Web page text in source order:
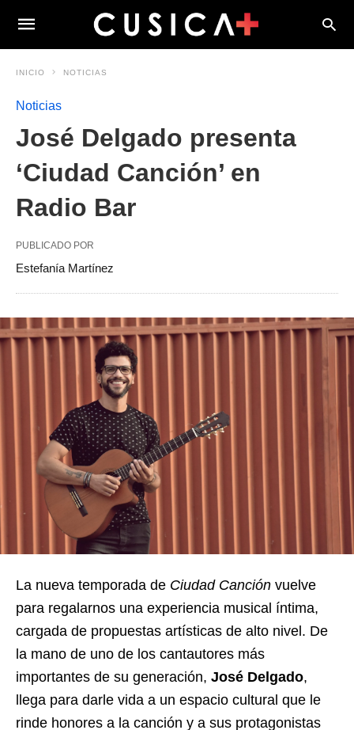
INICIO NOTICIAS
Noticias
José Delgado presenta
‘Ciudad Canción’ en
Radio Bar
PUBLICADO POR
Estefanía Martínez
La nueva temporada de Ciudad Canción vuelve
para regalarnos una experiencia musical íntima,
cargada de propuestas artísticas de alto nivel. De
la mano de uno de los cantautores más
importantes de su generación, José Delgado,
llega para darle vida a un espacio cultural que le
rinde honores a la canción y a sus protagonistas